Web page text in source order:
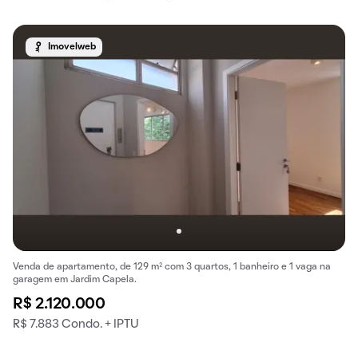
Imovelweb
Venda de apartamento, de 129 m² com 3 quartos, 1 banheiro e 1 vaga na
garagem em Jardim Capela.
R$ 2.120.000
R$ 7.883 Condo. + IPTU